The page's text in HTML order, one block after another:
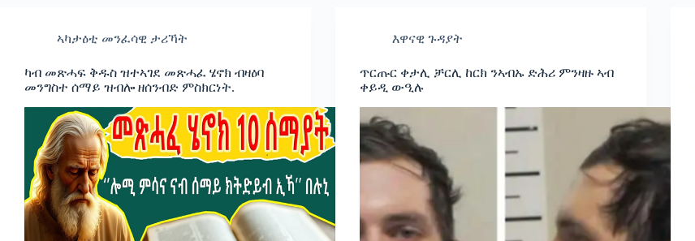
ኣካታዕቲ መንፈሳዊ ታሪኻት
ካብ መጽሓፍ ቅዱስ ዝተኣገደ መጽሓፈ ሄኖክ ብዛዕባ
መንግስተ ሰማይ ዝብሎ ዘሰንብድ ምስክርነት.
እዋናዊ ጉዳያት
ጥርጡር ቀታሊ ቻርሊ ከርክ ንኣብኡ ድሕሪ ምንዛዙ ኣብ
ቀይዲ ውዒሉ